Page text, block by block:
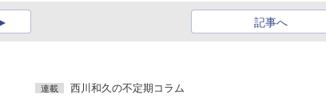
記事へ
連載 西川和久の不定期コラム